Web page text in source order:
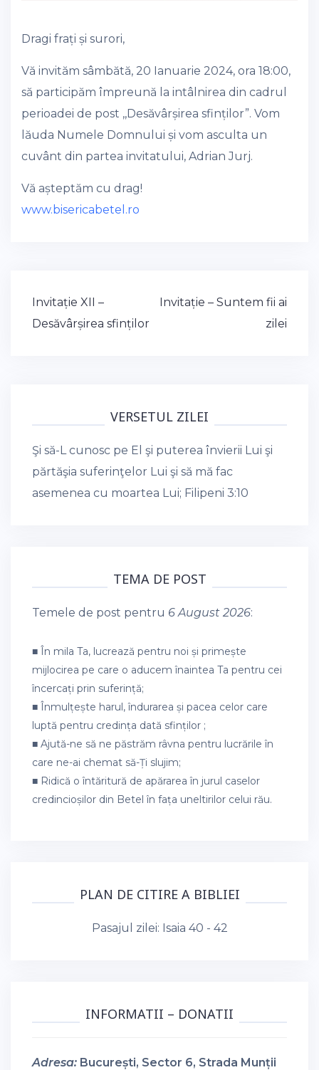
Dragi frați și surori,
Vă invităm sâmbătă, 20 Ianuarie 2024, ora 18:00,
să participăm împreună la intâlnirea din cadrul
perioadei de post ,,Desăvârșirea sfinților”. Vom
lăuda Numele Domnului și vom asculta un
cuvânt din partea invitatului, Adrian Jurj.
Vă așteptăm cu drag!
www.bisericabetel.ro
Post
navigation
Invitație XII –
Desăvârșirea sfinților
Invitație – Suntem fii ai
zilei
VERSETUL ZILEI
Şi să-L cunosc pe El şi puterea învierii Lui şi
părtăşia suferinţelor Lui şi să mă fac
asemenea cu moartea Lui; Filipeni 3:10
TEMA DE POST
Temele de post pentru 6 August 2026:
■ În mila Ta, lucrează pentru noi și primește
mijlocirea pe care o aducem înaintea Ta pentru cei
încercați prin suferință;
■ Înmulțește harul, îndurarea și pacea celor care
luptă pentru credința dată sfinților ;
■ Ajută-ne să ne păstrăm râvna pentru lucrările în
care ne-ai chemat să-Ți slujim;
■ Ridică o întăritură de apărarea în jurul caselor
credincioșilor din Betel în fața uneltirilor celui rău.
PLAN DE CITIRE A BIBLIEI
Pasajul zilei: Isaia 40 - 42
INFORMATII – DONATII
Adresa: București, Sector 6, Strada Munții